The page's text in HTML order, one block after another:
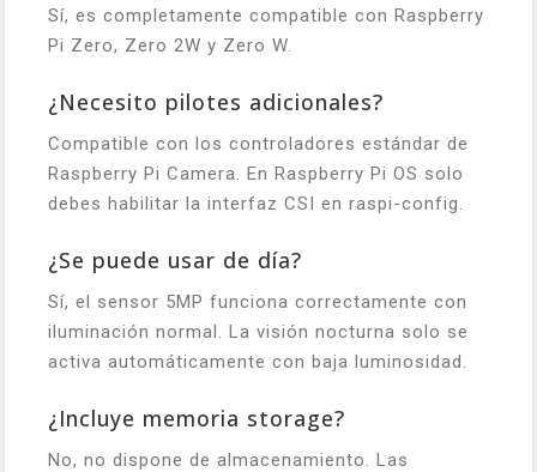
Sí, es completamente compatible con Raspberry
Pi Zero, Zero 2W y Zero W.
¿Necesito pilotes adicionales?
Compatible con los controladores estándar de
Raspberry Pi Camera. En Raspberry Pi OS solo
debes habilitar la interfaz CSI en raspi-config.
¿Se puede usar de día?
Sí, el sensor 5MP funciona correctamente con
iluminación normal. La visión nocturna solo se
activa automáticamente con baja luminosidad.
¿Incluye memoria storage?
No, no dispone de almacenamiento. Las